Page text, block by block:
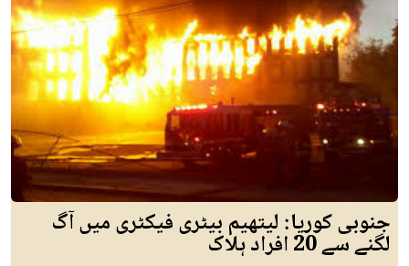
جنوبی کوریا: لیتھیم بیٹری فیکٹری میں آگ
لگنے سے 20 افراد ہلاک